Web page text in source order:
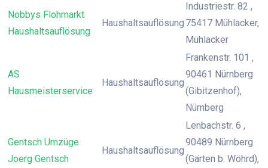
Nobbys Flohmarkt
Haushaltsauflösung
Haushaltsauflösung
Industriestr. 82 ,
75417 Mühlacker,
Mühlacker
AS
Hausmeisterservice
Haushaltsauflösung
Frankenstr. 101 ,
90461 Nürnberg
(Gibitzenhof),
Nürnberg
Gentsch Umzüge
Joerg Gentsch
Haushaltsauflösung
Lenbachstr. 6 ,
90489 Nürnberg
(Gärten b. Wöhrd),